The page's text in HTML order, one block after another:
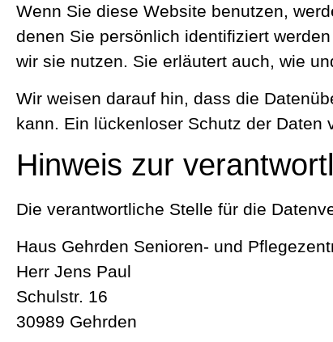
Wenn Sie diese Website benutzen,
denen Sie persönlich identifiziert
wir sie nutzen. Sie erläutert auch, wie
Wir weisen darauf hin, dass die
kann. Ein lückenloser Schutz der Daten
Hinweis zur
Die verantwortliche Stelle für die
Haus Gehrden Senioren- und
Herr Jens Paul
Schulstr. 16
30989 Gehrden